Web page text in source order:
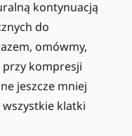
kontynuacją
do
omówmy,
kompresji
jeszcze mniej
klatki